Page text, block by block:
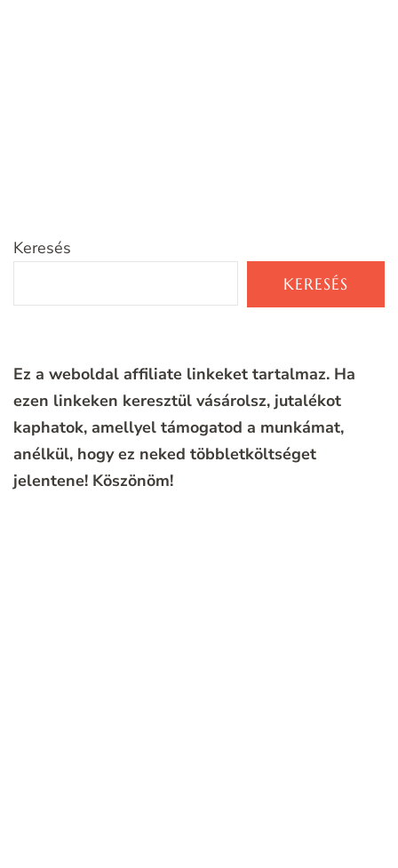
Keresés
KERESÉS
Ez a weboldal affiliate linkeket tartalmaz. Ha
ezen linkeken keresztül vásárolsz, jutalékot
kaphatok, amellyel támogatod a munkámat,
anélkül, hogy ez neked többletköltséget
jelentene! Köszönöm!